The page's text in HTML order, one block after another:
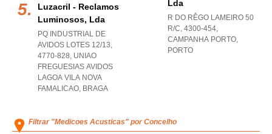
Luzacril - Reclamos
Luminosos, Lda
PQ INDUSTRIAL DE
AVIDOS LOTES 12/13,
4770-828, UNIAO
FREGUESIAS AVIDOS
LAGOA VILA NOVA
FAMALICAO, BRAGA
Lda
R DO RÊGO LAMEIRO 50
R/C, 4300-454,
CAMPANHA PORTO,
PORTO
Filtrar "Medicoes Acusticas" por Concelho